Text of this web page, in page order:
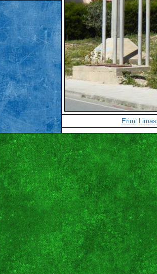
Erimi